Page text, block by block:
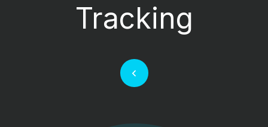
Tracking